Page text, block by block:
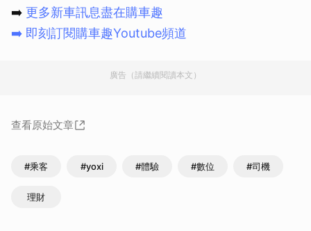
➡️ 更多新車訊息盡在購車趣
➡️ 即刻訂閱購車趣Youtube頻道
廣告（請繼續閱讀本文）
查看原始文章
#乘客 #yoxi #體驗 #數位 #司機
理財